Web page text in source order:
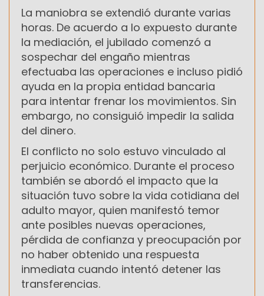
La maniobra se extendió durante varias
horas. De acuerdo a lo expuesto durante
la mediación, el jubilado comenzó a
sospechar del engaño mientras
efectuaba las operaciones e incluso pidió
ayuda en la propia entidad bancaria
para intentar frenar los movimientos. Sin
embargo, no consiguió impedir la salida
del dinero.
El conflicto no solo estuvo vinculado al
perjuicio económico. Durante el proceso
también se abordó el impacto que la
situación tuvo sobre la vida cotidiana del
adulto mayor, quien manifestó temor
ante posibles nuevas operaciones,
pérdida de confianza y preocupación por
no haber obtenido una respuesta
inmediata cuando intentó detener las
transferencias.